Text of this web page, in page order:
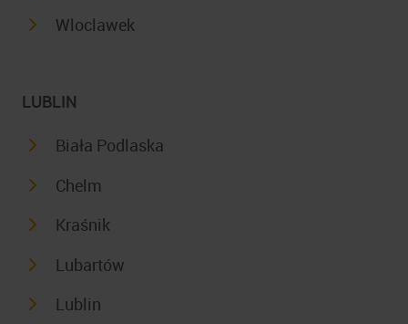
Wloclawek
LUBLIN
Biała Podlaska
Chelm
Kraśnik
Lubartów
Lublin